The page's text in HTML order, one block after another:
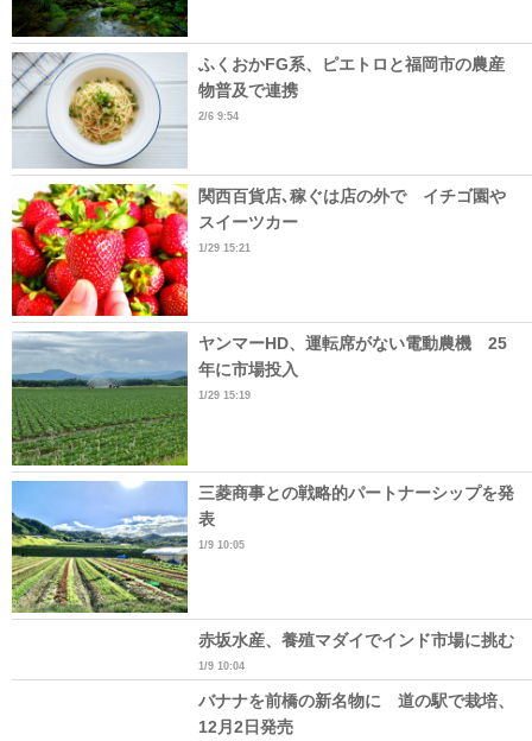
ふくおかFG系、ピエトロと福岡市の農産
物普及で連携
2/6 9:54
関西百貨店､稼ぐは店の外で イチゴ園や
スイーツカー
1/29 15:21
ヤンマーHD、運転席がない電動農機 25
年に市場投入
1/29 15:19
三菱商事との戦略的パートナーシップを発
表
1/9 10:05
赤坂水産、養殖マダイでインド市場に挑む
1/9 10:04
バナナを前橋の新名物に 道の駅で栽培、
12月2日発売